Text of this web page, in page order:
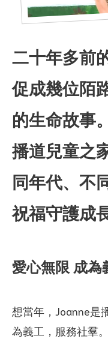
二十年多前
促成幾位陌
的生命故事
播道兒童之
同年代、不
祝福守護成長
愛心無限 成為
想當年，Joanne是
為義工，服務社羣